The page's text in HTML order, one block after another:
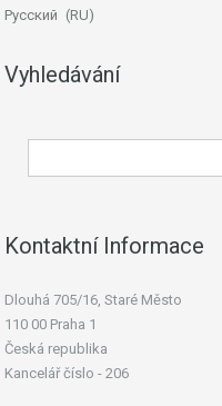
Русский
RU
Vyhledávání
Kontaktní Informace
Dlouhá 705/16, Staré Město
110 00 Praha 1
Česká republika
Kancelář číslo - 206